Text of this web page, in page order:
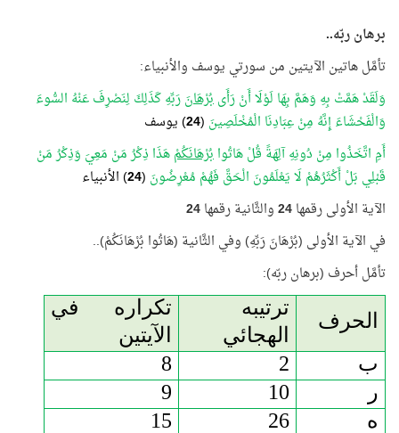
برهان ربّه..
تأمَّل هاتين الآيتين من سورتي يوسف والأنبياء:
وَلَقَدْ هَمَّتْ بِهِ وَهَمَّ بِهَا لَوْلَا أَنْ رَأَىبُرْهَانَرَبِّهِ كَذَلِكَ لِنَصْرِفَ عَنْهُ السُّوءَ
وَالْفَحْشَاءَ إِنَّهُ مِنْ عِبَادِنَا الْمُخْلَصِينَ (
24) يوسف
أَمِ اتَّخَذُوا مِنْ دُونِهِ آلِهَةً قُلْ هَاتُوابُرْهَانَكُمْهَذَا ذِكْرُ مَنْ مَعِيَ وَذِكْرُ مَنْ
قَبْلِي بَلْ أَكْثَرُهُمْ لَا يَعْلَمُونَ الْحَقَّ فَهُمْ مُعْرِضُونَ (
24) الأنبياء
الآية الأولى رقمها24والثَّانية رقمها24
في الآية الأولى (بُرْهَانَ رَبِّهِ) وفي الثَّانية (هَاتُوا بُرْهَانَكُمْ)..
تأمَّل أحرف (برهان ربّه):
الحرف
ترتيبه
الهجائي
تكراره في
الآيتين
ب
2
8
ر
10
9
ه
26
15